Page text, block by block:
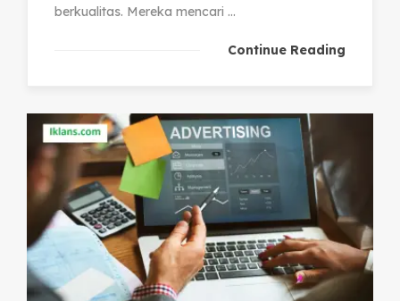
berkualitas. Mereka mencari ...
Continue Reading